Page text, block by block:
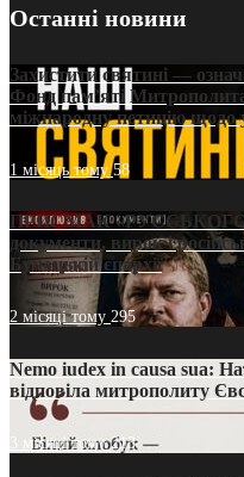
Останні новини
Захистити святині —
Фонд пам’яті
міжнародну петицію
1 місяць тому58
ПРИСМАК «РУССЬКОГО
документи, вирок і
Бучацькій єпархії
2 місяці тому 295
Nemo iudex in causa sua:
відповіла митрополиту
3 місяці тому213